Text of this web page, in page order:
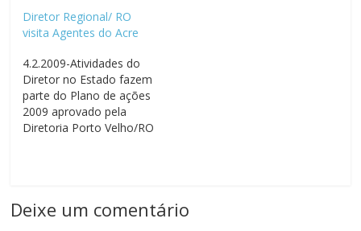
Diretor Regional/ RO
visita Agentes do Acre
4.2.2009-Atividades do
Diretor no Estado fazem
parte do Plano de ações
2009 aprovado pela
Diretoria Porto Velho/RO
Regional/RO, J. Santos,
Deixe um comentário